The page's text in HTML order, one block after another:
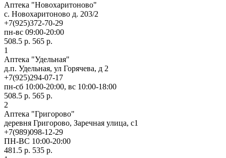
Аптека "Новохаритоново"
c. Новохаритоново д. 203/2
+7(925)372-70-29
пн-вс 09:00-20:00
508.5 р. 565 р.
1
Аптека "Удельная"
д.п. Удельная, ул Горячева, д 2
+7(925)294-07-17
пн-сб 10:00-20:00, вс 10:00-18:00
508.5 р. 565 р.
2
Аптека "Григорово"
деревня Григорово, Заречная улица, с1
+7(989)098-12-29
ПН-ВС 10:00-20:00
481.5 р. 535 р.